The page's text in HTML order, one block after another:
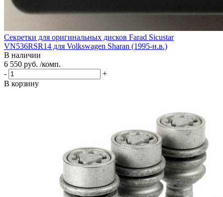
Секретки для оригинальных дисков Farad Sicustar
VN536RSR14 для Volkswagen Sharan (1995-н.в.)
В наличии
6 550 руб. /комп.
-
+
В корзину